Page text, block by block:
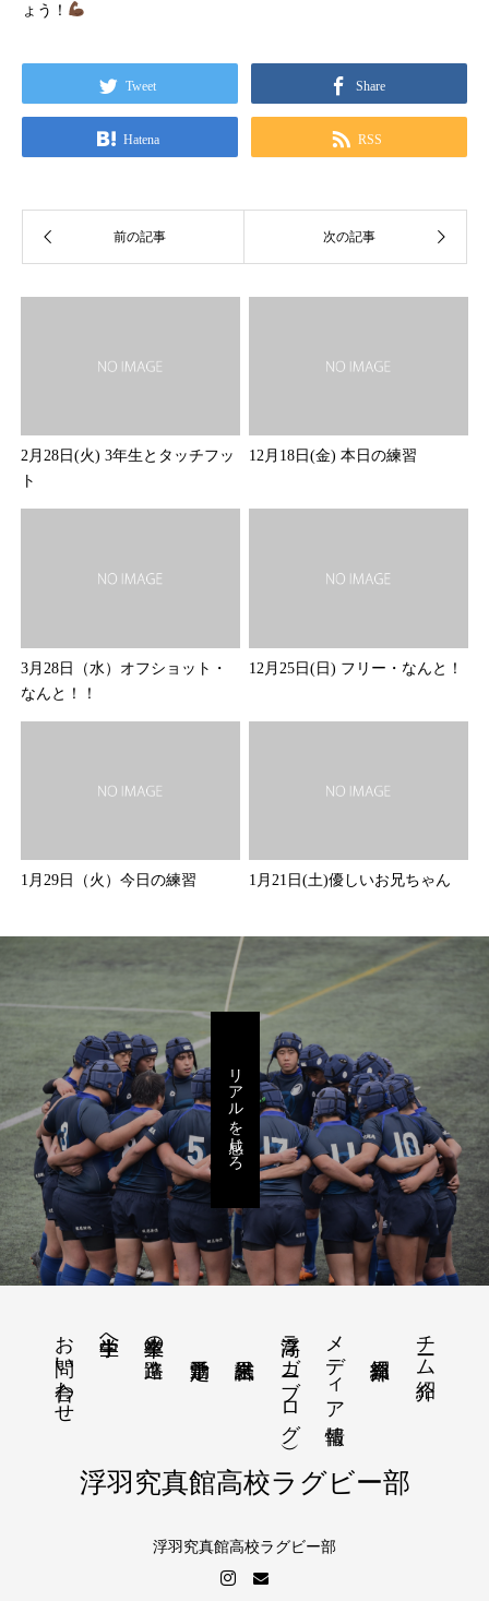
ょう！
Tweet Share
Hatena RSS
2月28日(火) 3年生とタッチフッ
ト
12月18日(金) 本日の練習
3月28日（水）オフショット・
なんと！！
12月25日(日) フリー・なんと！
1月29日（火）今日の練習 1月21日(土)優しいお兄ちゃん
リアルを感じろ
チーム紹介
メディア情報
浮高ラガー（ブログ）
卒業生の進路
中学生へ
お問い合わせ
浮羽究真館高校ラグビー部
浮羽究真館高校ラグビー部